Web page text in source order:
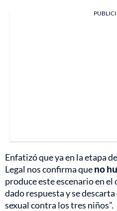
Enfatizó que ya en la etapa
Legal nos confirma queno
produce este escenario en
dado respuesta y se
sexual contra los tres niños”.